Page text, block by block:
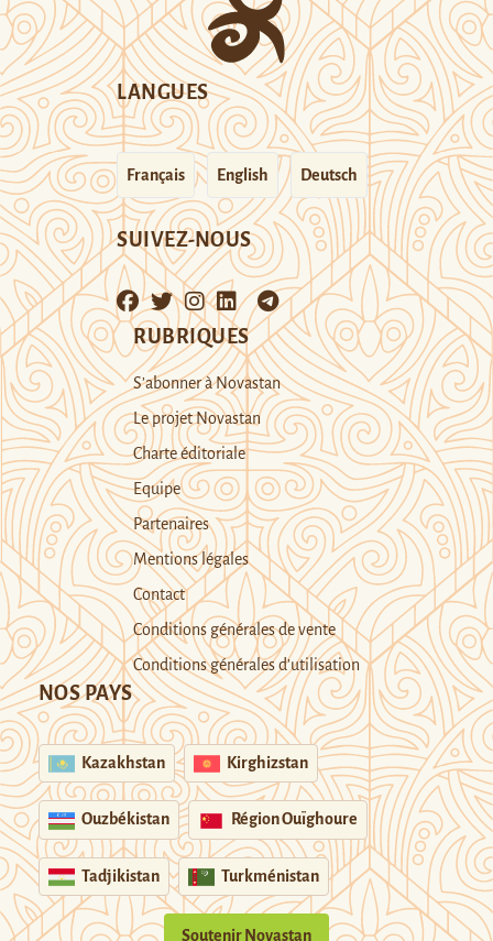
LANGUES
Français English Deutsch
SUIVEZ-NOUS
RUBRIQUES
S’abonner à Novastan
Le projet Novastan
Charte éditoriale
Equipe
Partenaires
Mentions légales
Contact
Conditions générales de vente
Conditions générales d’utilisation
NOS PAYS
Kazakhstan Kirghizstan
Ouzbékistan Région Ouïghoure
Tadjikistan Turkménistan
Soutenir Novastan